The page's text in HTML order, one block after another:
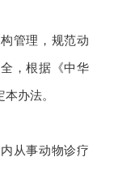
管理，规范动
，根据 《中华
本办法。
从事动物诊疗